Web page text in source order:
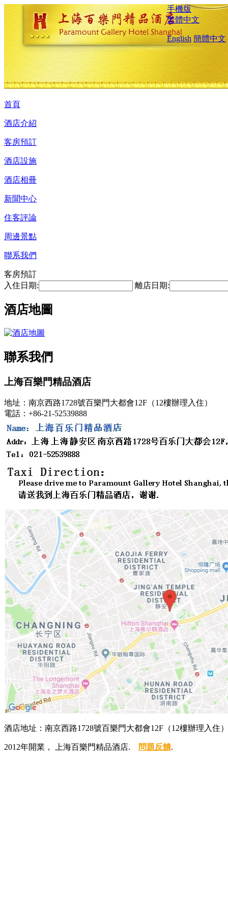
手機版
繁體中文
English 簡體中文
首頁
酒店介紹
客房預訂
酒店設施
酒店相冊
新聞中心
住客評論
周邊景點
聯系我們
客房預訂
入住日期:
離店日期:
酒店地圖
聯系我們
上海百樂門精品酒店
地址：南京西路1728號百樂門大都會12F（12樓辦理入住）
電話：+86-21-52539888
酒店地址：南京西路1728號百樂門大都會12F（12樓辦理入住）
2012年開業， 上海百樂門精品酒店. 問題反饋.